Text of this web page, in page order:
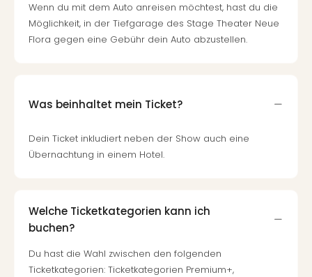
Wenn du mit dem Auto anreisen möchtest, hast du die
Möglichkeit, in der Tiefgarage des Stage Theater Neue
Flora gegen eine Gebühr dein Auto abzustellen.
Was beinhaltet mein Ticket?
Dein Ticket inkludiert neben der Show auch eine
Übernachtung in einem Hotel.
Welche Ticketkategorien kann ich
buchen?
Du hast die Wahl zwischen den folgenden
Ticketkategorien: Ticketkategorien Premium+,